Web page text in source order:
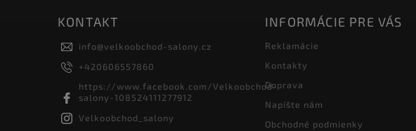
KONTAKT
info@velkoobchod-salony.cz
+420606557860
https://www.facebook.com/Velkoobchod-
salony-108524111277912
Velkoobchod_salony
INFORMÁCIE PRE VÁS
Reklamácie
Kontakty
Doprava
Napíšte nám
Obchodné podmienky